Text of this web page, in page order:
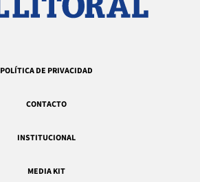
POLÍTICA DE PRIVACIDAD
CONTACTO
INSTITUCIONAL
MEDIA KIT